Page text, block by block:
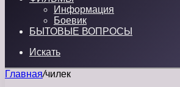
Информация
Боевик
БЫТОВЫЕ ВОПРОСЫ
Искать
Главная/чилек